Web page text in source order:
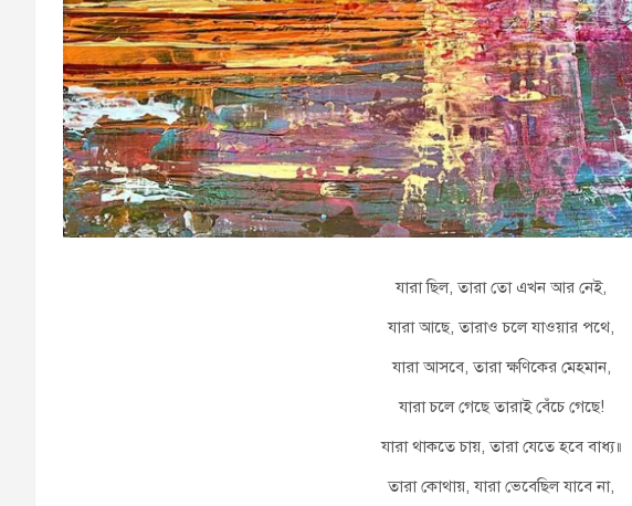
যারা ছিল, তারা তো এখন আর নেই,
যারা আছে, তারাও চলে যাওয়ার পথে,
যারা আসবে, তারা ক্ষণিকের মেহমান,
যারা চলে গেছে তারাই বেঁচে গেছে!
যারা থাকতে চায়, তারা যেতে হবে বাধ্য॥
তারা কোথায়, যারা ভেবেছিল যাবে না,